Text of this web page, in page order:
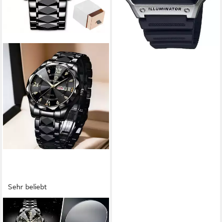
Sehr beliebt
IBETTERTEC
Quarzuhr Quarzuhr